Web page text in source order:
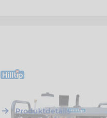
H42044
HT2525HD Diesel-
250 bar / 25 l/min
Produktdetails